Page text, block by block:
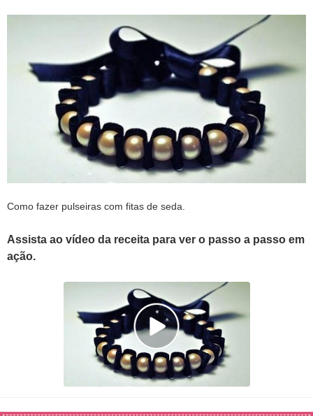
Como fazer pulseiras com fitas de seda.
Assista ao vídeo da receita para ver o passo a passo em
ação.